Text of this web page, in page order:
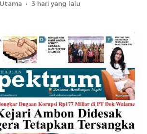
3 hari yang lalu